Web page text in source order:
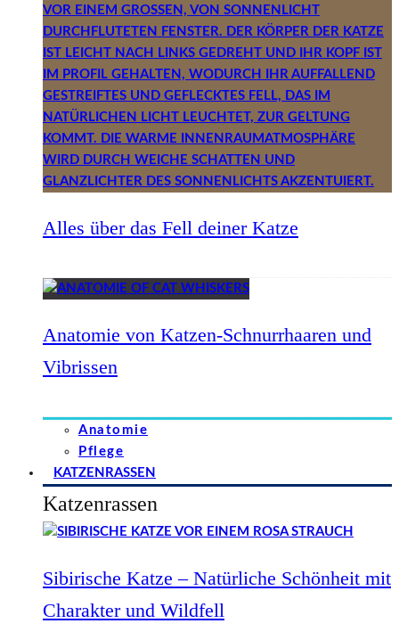
Alles über das Fell deiner Katze
Anatomie von Katzen-Schnurrhaaren und
Vibrissen
Anatomie
Pflege
KATZENRASSEN
Katzenrassen
Sibirische Katze – Natürliche Schönheit mit
Charakter und Wildfell